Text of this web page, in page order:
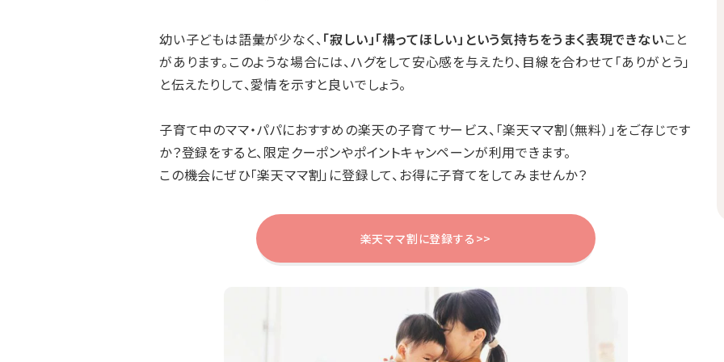
幼い子どもは語彙が少なく、「寂しい」「構ってほしい」という気持ちをうまく表現できないこと
があります。このような場合には、ハグをして安心感を与えたり、目線を合わせて「ありがとう」
と伝えたりして、愛情を示すと良いでしょう。
子育て中のママ・パパにおすすめの楽天の子育てサービス、「楽天ママ割（無料）」をご存じです
か？登録をすると、限定クーポンやポイントキャンペーンが利用できます。
この機会にぜひ「楽天ママ割」に登録して、お得に子育てをしてみませんか？
楽天ママ割に登録する>>